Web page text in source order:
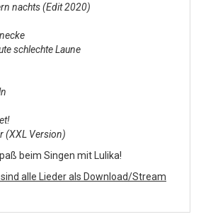
nachts (Edit 2020)
schlechte Laune
(XXL Version)
beim Singen mit Lulika!
alle Lieder als Download/Stream